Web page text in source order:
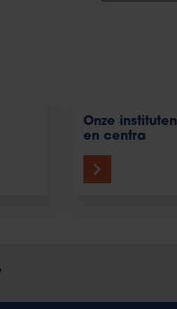
Onze
en centra